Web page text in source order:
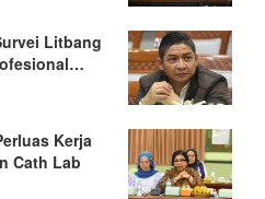
Litbang
Kerja
Cath Lab